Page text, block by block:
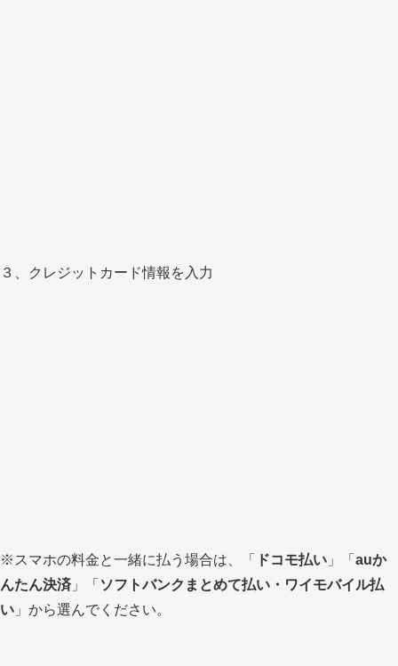
３、クレジットカード情報を入力
※スマホの料金と一緒に払う場合は、「 ドコモ払い 」「 auか
んたん決済 」「 ソフトバンクまとめて払い・ワイモバイル払
い 」から選んでください。